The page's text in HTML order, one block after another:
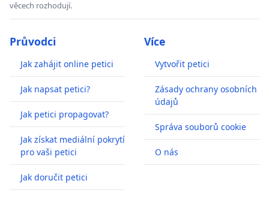
věcech rozhodují.
Průvodci
Jak zahájit online petici
Jak napsat petici?
Jak petici propagovat?
Jak získat mediální pokrytí
pro vaši petici
Jak doručit petici
Více
Vytvořit petici
Zásady ochrany osobních
údajů
Správa souborů cookie
O nás